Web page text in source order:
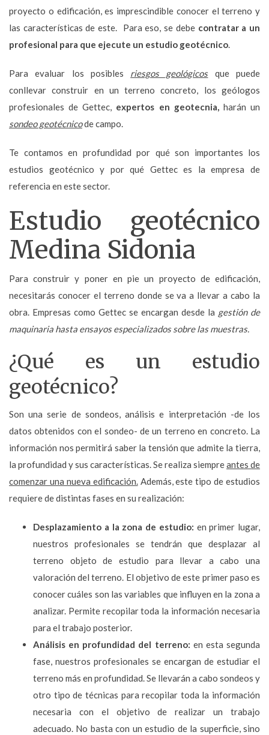
proyecto o edificación, es imprescindible conocer el terreno y
las características de este. Para eso, se debe contratar a un
profesional para que ejecute un estudio geotécnico.
Para evaluar los posibles riesgos geológicosque puede
conllevar construir en un terreno concreto, los geólogos
profesionales de Gettec, expertos en geotecnia, harán un
sondeo geotécnicode campo.
Te contamos en profundidad por qué son importantes los
estudios geotécnico y por qué Gettec es la empresa de
referencia en este sector.
Estudio geotécnico
Medina Sidonia
Para construir y poner en pie un proyecto de edificación,
necesitarás conocer el terreno donde se va a llevar a cabo la
obra. Empresas como Gettec se encargan desde la gestión de
maquinaria hasta ensayos especializados sobre las muestras.
¿Qué es un estudio
geotécnico?
Son una serie de sondeos, análisis e interpretación -de los
datos obtenidos con el sondeo- de un terreno en concreto. La
información nos permitirá saber la tensión que admite la tierra,
la profundidad y sus características. Se realiza siempreantes de
comenzar una nueva edificación.Además, este tipo de estudios
requiere de distintas fases en su realización:
Desplazamiento a la zona de estudio: en primer lugar,
nuestros profesionales se tendrán que desplazar al
terreno objeto de estudio para llevar a cabo una
valoración del terreno. El objetivo de este primer paso es
conocer cuáles son las variables que influyen en la zona a
analizar. Permite recopilar toda la información necesaria
para el trabajo posterior.
Análisis en profundidad del terreno: en esta segunda
fase, nuestros profesionales se encargan de estudiar el
terreno más en profundidad. Se llevarán a cabo sondeos y
otro tipo de técnicas para recopilar toda la información
necesaria con el objetivo de realizar un trabajo
adecuado. No basta con un estudio de la superficie, sino